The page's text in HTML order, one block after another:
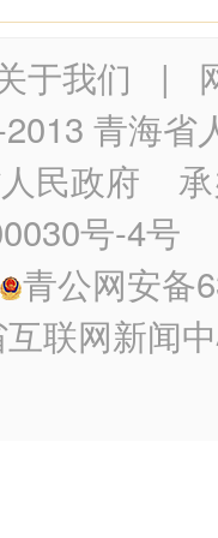
于我们 |
青海省
民政府 承
号-4号
青公网安备
联网新闻